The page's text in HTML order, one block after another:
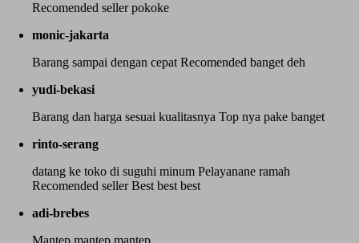
Recomended seller pokoke
monic-jakarta
Barang sampai dengan cepat Recomended banget deh
yudi-bekasi
Barang dan harga sesuai kualitasnya Top nya pake banget
rinto-serang
datang ke toko di suguhi minum Pelayanane ramah
Recomended seller Best best best
adi-brebes
Mantep mantep mantep